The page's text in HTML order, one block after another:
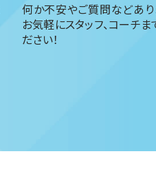
何か不安やご質問などあり
お気軽にスタッフ、コーチま
ださい！